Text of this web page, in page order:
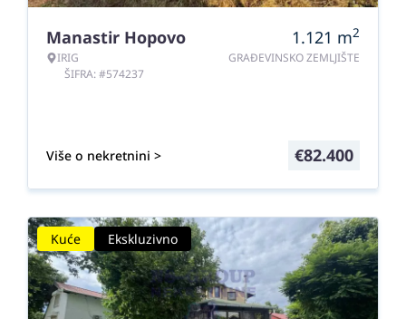
Manastir Hopovo
IRIG
ŠIFRA: #574237
1.121 m2
GRAĐEVINSKO ZEMLJIŠTE
Više o nekretnini > €82.400
Kuće Ekskluzivno